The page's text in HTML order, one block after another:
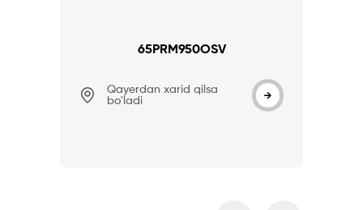
65PRM950OSV
Qayerdan xarid qilsa
bo'ladi